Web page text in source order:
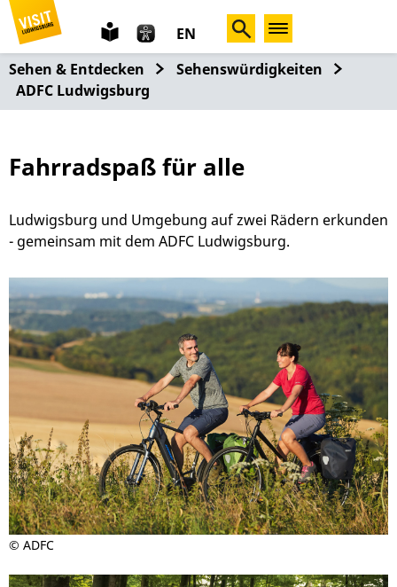
leichte
Sprache
EN
Sehen & Entdecken
Sehenswürdigkeiten
ADFC Ludwigsburg
Fahrradspaß für alle
Ludwigsburg und Umgebung auf zwei Rädern erkunden
- gemeinsam mit dem ADFC Ludwigsburg.
© ADFC